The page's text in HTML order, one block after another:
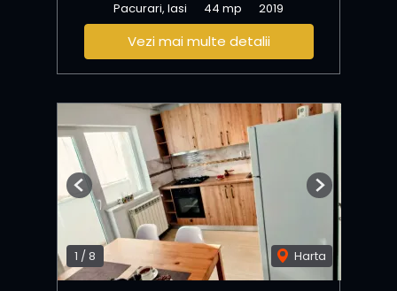
Pacurari, Iasi 44 mp 2019
Vezi mai multe detalii
1 /8 Harta
Previous Next